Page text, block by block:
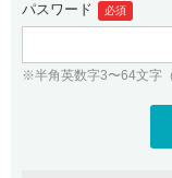
パスワード 必須
※半角英数字3〜64文字